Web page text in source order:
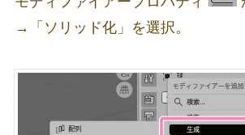
→「ソリッド化」を選択。